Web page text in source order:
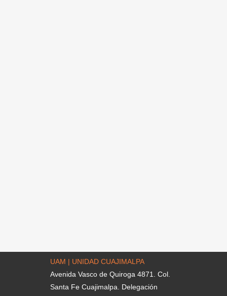
UAM | UNIDAD CUAJIMALPA
Avenida Vasco de Quiroga 4871. Col.
Santa Fe Cuajimalpa. Delegación